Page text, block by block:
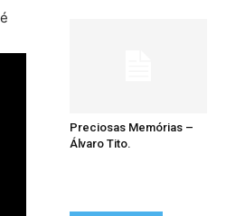
Preciosas Memórias –
Álvaro Tito.